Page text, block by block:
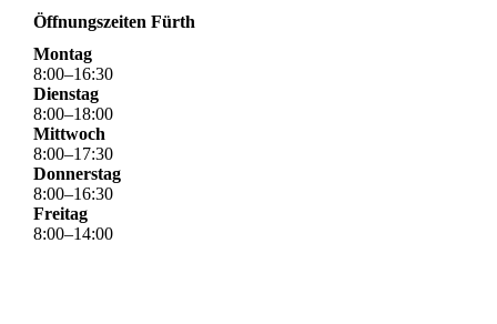
Öffnungszeiten Fürth
Montag
8:00–16:30
Dienstag
8:00–18:00
Mittwoch
8:00–17:30
Donnerstag
8:00–16:30
Freitag
8:00–14:00